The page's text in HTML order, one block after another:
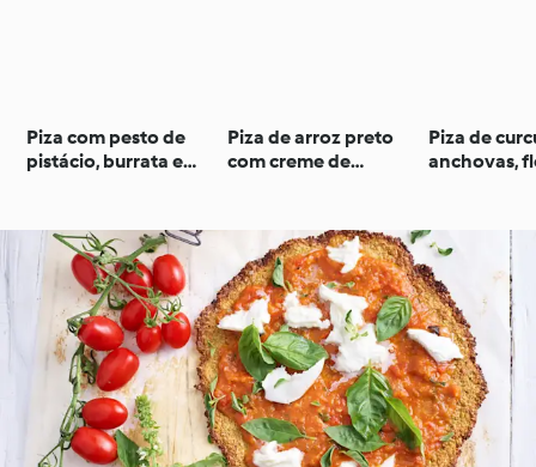
Piza com pesto de
pistácio, burrata e
Piza de arroz preto
com creme de
Piza de
anchovas,